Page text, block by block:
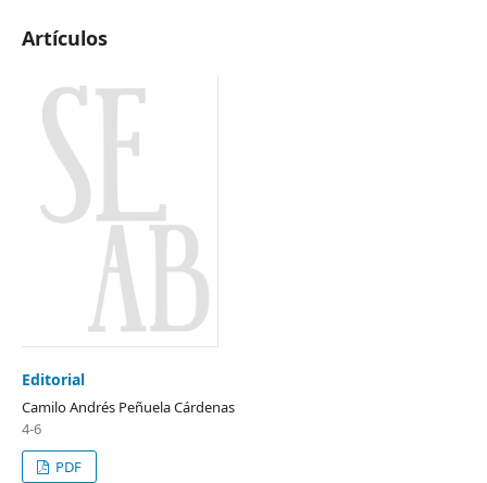
Artículos
Editorial
Camilo Andrés Peñuela Cárdenas
4-6
PDF